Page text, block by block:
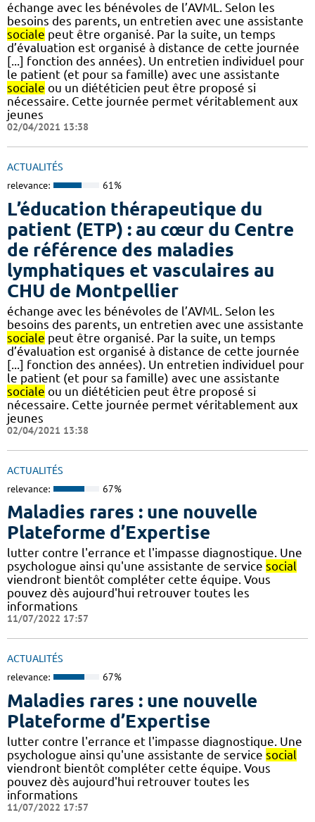
échange avec les bénévoles de l’AVML. Selon les
besoins des parents, un entretien avec une assistante
sociale peut être organisé. Par la suite, un temps
d’évaluation est organisé à distance de cette journée
[...] fonction des années). Un entretien individuel pour
le patient (et pour sa famille) avec une assistante
sociale ou un diététicien peut être proposé si
nécessaire. Cette journée permet véritablement aux
jeunes
02/04/2021 13:38
ACTUALITÉS
relevance: 61%
L’éducation thérapeutique du
patient (ETP) : au cœur du Centre
de référence des maladies
lymphatiques et vasculaires au
CHU de Montpellier
échange avec les bénévoles de l’AVML. Selon les
besoins des parents, un entretien avec une assistante
sociale peut être organisé. Par la suite, un temps
d’évaluation est organisé à distance de cette journée
[...] fonction des années). Un entretien individuel pour
le patient (et pour sa famille) avec une assistante
sociale ou un diététicien peut être proposé si
nécessaire. Cette journée permet véritablement aux
jeunes
02/04/2021 13:38
ACTUALITÉS
relevance: 67%
Maladies rares : une nouvelle
Plateforme d’Expertise
lutter contre l'errance et l'impasse diagnostique. Une
psychologue ainsi qu'une assistante de service social
viendront bientôt compléter cette équipe. Vous
pouvez dès aujourd'hui retrouver toutes les
informations
11/07/2022 17:57
ACTUALITÉS
relevance: 67%
Maladies rares : une nouvelle
Plateforme d’Expertise
lutter contre l'errance et l'impasse diagnostique. Une
psychologue ainsi qu'une assistante de service social
viendront bientôt compléter cette équipe. Vous
pouvez dès aujourd'hui retrouver toutes les
informations
11/07/2022 17:57